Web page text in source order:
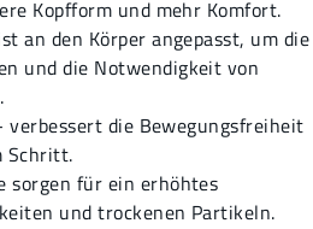
Kopfform und mehr Komfort.
an den Körper angepasst, um die
und die Notwendigkeit von
die Bewegungsfreiheit
Schritt.
sorgen für ein erhöhtes
und trockenen Partikeln.